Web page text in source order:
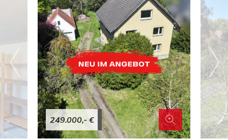
249.000,- €